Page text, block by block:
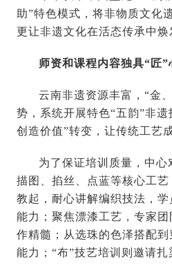
助”特色模式，将非物质文化
更让非遗文化在活态传承中
师资和课程内容独具“匠”
云南非遗资源丰富，“金
势，系统开展特色“五韵”非
创造价值”转变，让传统工艺
为了保证培训质量，中
描图、掐丝、点蓝等核心工
教起，耐心讲解编织技法，
能力；聚焦漂漆工艺，专家
作精髓；从选珠的色泽搭配
能力；“布”技艺培训则邀请